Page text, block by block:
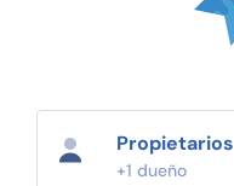
Propietarios
+1 dueño